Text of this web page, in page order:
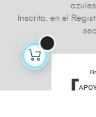
Inscrita, en el